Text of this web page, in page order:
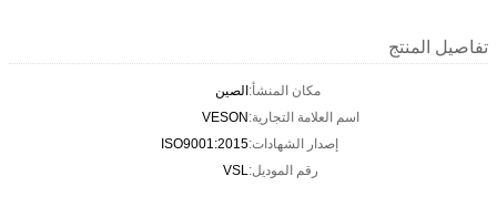
تفاصيل المنتج
مكان المنشأ:الصين
اسم العلامة التجارية:VESON
إصدار الشهادات:ISO9001:2015
رقم الموديل:VSL